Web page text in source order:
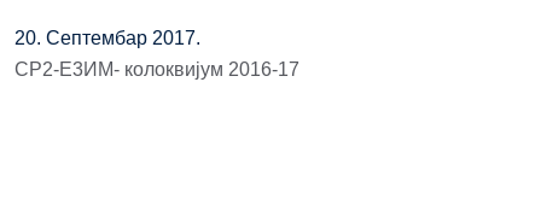
20. Септембар 2017.
СР2-Е3ИМ- колоквијум 2016-17